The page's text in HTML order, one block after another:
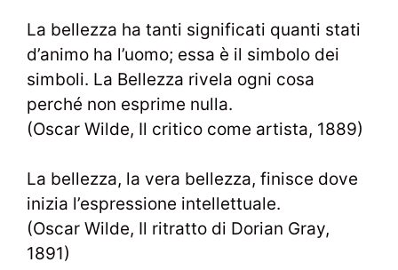
La bellezza ha tanti significati quanti stati
d’animo ha l’uomo; essa è il simbolo dei
simboli. La Bellezza rivela ogni cosa
perché non esprime nulla.
(Oscar Wilde, Il critico come artista, 1889)
La bellezza, la vera bellezza, finisce dove
inizia l’espressione intellettuale.
(Oscar Wilde, Il ritratto di Dorian Gray,
1891)